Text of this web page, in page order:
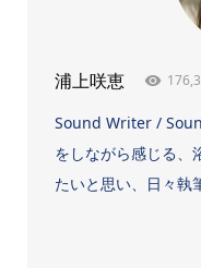
浦上咲恵
Sound Writer /
をしながら感じる、
たいと思い、日々執